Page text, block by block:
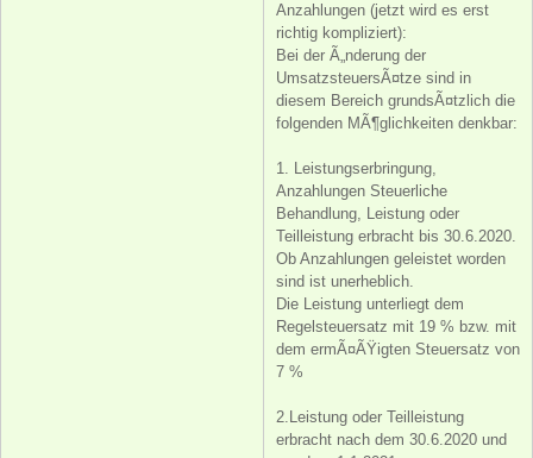
Anzahlungen (jetzt wird es erst
richtig kompliziert):
Bei der Ã„nderung der
UmsatzsteuersÃ¤tze sind in
diesem Bereich grundsÃ¤tzlich die
folgenden MÃ¶glichkeiten denkbar:
1. Leistungserbringung,
Anzahlungen Steuerliche
Behandlung, Leistung oder
Teilleistung erbracht bis 30.6.2020.
Ob Anzahlungen geleistet worden
sind ist unerheblich.
Die Leistung unterliegt dem
Regelsteuersatz mit 19 % bzw. mit
dem ermÃ¤ÃŸigten Steuersatz von
7 %
2.Leistung oder Teilleistung
erbracht nach dem 30.6.2020 und